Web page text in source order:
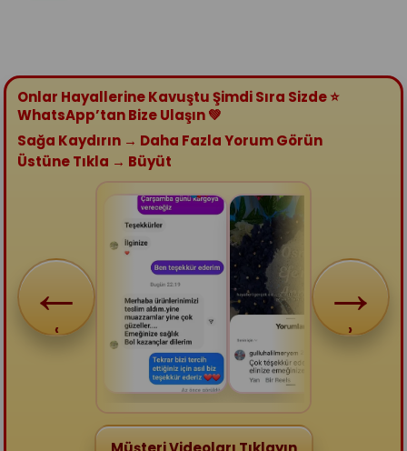
Onlar Hayallerine Kavuştu Şimdi Sıra Sizde⭐
WhatsApp’tan Bize Ulaşın💚
Sağa Kaydırın → Daha Fazla Yorum Görün
Üstüne Tıkla → Büyüt
‹ ›